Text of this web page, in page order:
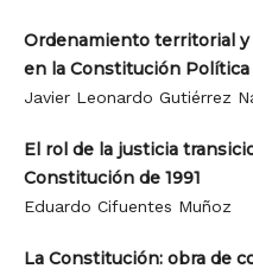
Ordenamiento territorial y
en la Constitución Política
Javier Leonardo Gutiérrez
El rol de la justicia
Constitución de 1991
Eduardo Cifuentes Muñoz
La Constitución: obra de